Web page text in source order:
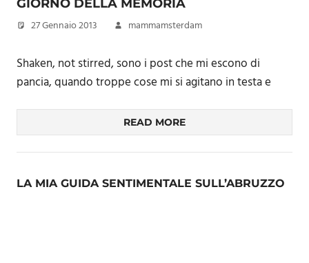
GIORNO DELLA MEMORIA
27 Gennaio 2013 mammamsterdam
Shaken, not stirred, sono i post che mi escono di
pancia, quando troppe cose mi si agitano in testa e
READ MORE
LA MIA GUIDA SENTIMENTALE SULL’ABRUZZO